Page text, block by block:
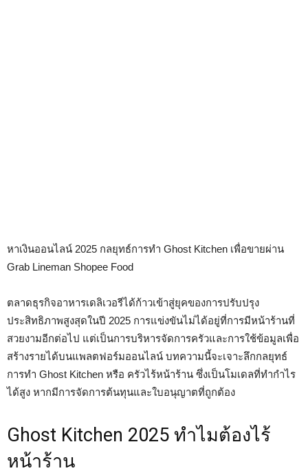
หาเงินออนไลน์ 2025 กลยุทธ์การทำ Ghost Kitchen เพื่อขายผ่าน
Grab Lineman Shopee Food
ตลาดธุรกิจอาหารเดลิเวอรีได้ก้าวเข้าสู่ยุคของการปรับปรุง
ประสิทธิภาพสูงสุดในปี 2025 การแข่งขันไม่ได้อยู่ที่การมีหน้าร้านที่
สวยงามอีกต่อไป แต่เป็นการบริหารจัดการครัวและการใช้ข้อมูลเพื่อ
สร้างรายได้บนแพลตฟอร์มออนไลน์ บทความนี้จะเจาะลึกกลยุทธ์
การทำ Ghost Kitchen หรือ ครัวไร้หน้าร้าน ซึ่งเป็นโมเดลที่ทำกำไร
ได้สูง หากมีการจัดการต้นทุนและใบอนุญาตที่ถูกต้อง
Ghost Kitchen 2025 ทำไมต้องไร้
หน้าร้าน